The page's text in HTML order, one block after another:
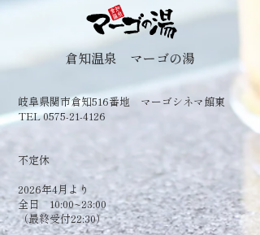
倉知温泉 マーゴの湯
岐阜県関市倉知516番地 マーゴシネマ館東
TEL 0575-21-4126
​不定休
2026年4月より
全日 10:00~23:00
（最終受付22:30）